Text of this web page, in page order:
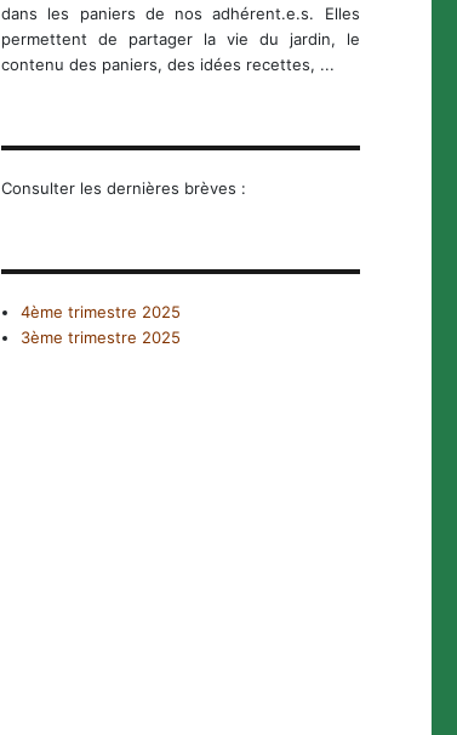
dans les paniers de nos adhérent.e.s. Elles
permettent de partager la vie du jardin, le
contenu des paniers, des idées recettes, ...
Consulter les dernières brèves :
4ème trimestre 2025
3ème trimestre 2025